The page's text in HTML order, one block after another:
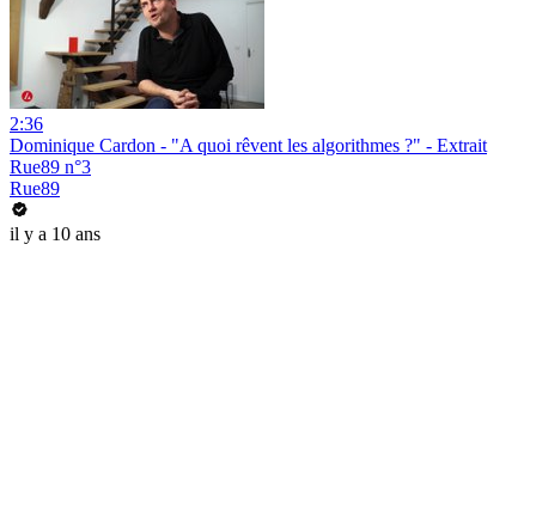
2:36
Dominique Cardon - "A quoi rêvent les algorithmes ?" - Extrait
Rue89 n°3
Rue89
il y a 10 ans